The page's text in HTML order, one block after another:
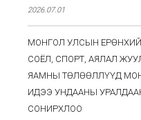
2026.07.01
МОНГОЛ УЛСЫН
СОЁЛ, СПОРТ, АЯЛАЛ
ЯАМНЫ ТӨЛӨӨЛЛҮҮД
ИДЭЭ УНДААНЫ
СОНИРХЛОО